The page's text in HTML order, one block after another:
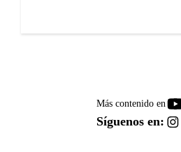
Más contenido en
Síguenos en: